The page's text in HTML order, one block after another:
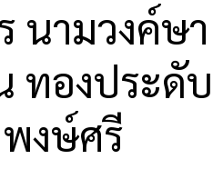
นามวงค์ษา
ทองประดับ
งษ์ศรี